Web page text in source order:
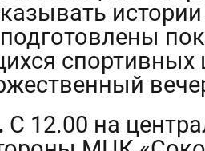
спортивных
С 12.00 на